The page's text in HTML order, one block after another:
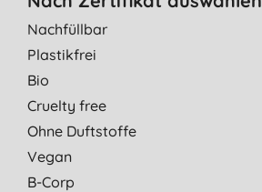
Nachfüllbar
Plastikfrei
Bio
Cruelty free
Ohne Duftstoffe
Vegan
B-Corp